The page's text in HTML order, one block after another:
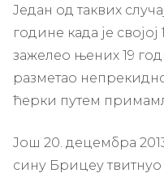
Један од таквих
године када је
зажелео њених 19
разметао
ћерки путем
Још 20. децембра
сину Брицеу твитнуо